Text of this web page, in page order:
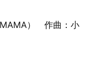
） 作曲：小